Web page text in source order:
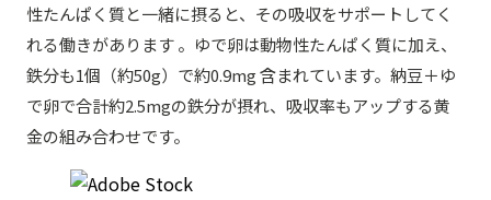
性たんぱく質と一緒に摂ると、その吸収をサポートしてく
れる働きがあります 。ゆで卵は動物性たんぱく質に加え、
鉄分も1個（約50g）で約0.9mg 含まれています。納豆＋ゆ
で卵で合計約2.5mgの鉄分が摂れ、吸収率もアップする黄
金の組み合わせです。